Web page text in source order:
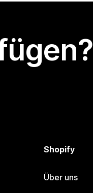
Shopify
Über uns